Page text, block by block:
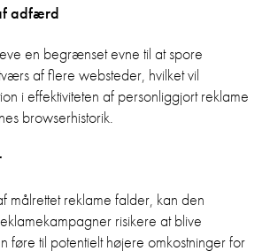
adfærd
en begrænset evne til at spore
af flere websteder, hvilket vil
i effektiviteten af personliggjort reklame
browserhistorik.
reklame falder, kan den
risikere at blive
føre til potentielt højere omkostninger for